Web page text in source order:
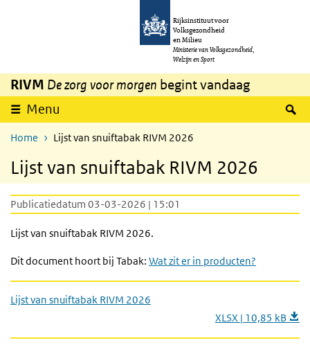
Overslaan en naar de inhoud gaan
Rijksinstituut voor
Volksgezondheid
en Milieu
Ministerie van Volksgezondheid,
Welzijn en Sport
RIVM De zorg voor morgen begint vandaag
Menu
Home Lijst van snuiftabak RIVM 2026
Lijst van snuiftabak RIVM 2026
Publicatiedatum 03-03-2026 | 15:01
Lijst van snuiftabak RIVM 2026.
Dit document hoort bij Tabak: Wat zit er in producten?
Lijst van snuiftabak RIVM 2026
XLSX | 10,85 kB